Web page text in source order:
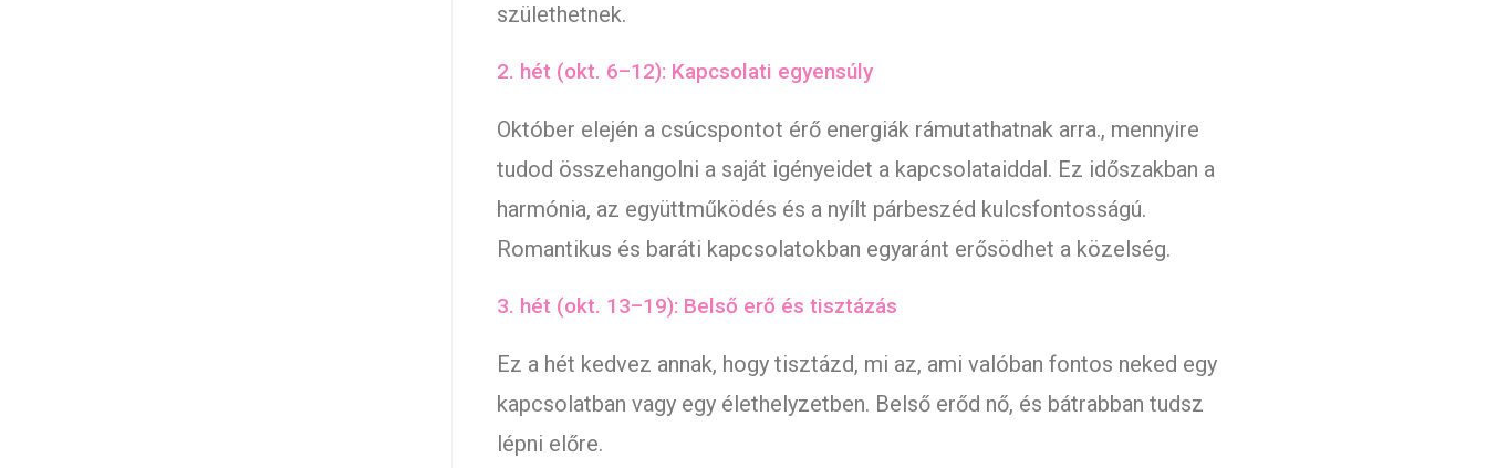
születhetnek.
2. hét (okt. 6–12): Kapcsolati egyensúly
Október elején a csúcspontot érő energiák rámutathatnak arra., mennyire
tudod összehangolni a saját igényeidet a kapcsolataiddal. Ez időszakban a
harmónia, az együttműködés és a nyílt párbeszéd kulcsfontosságú.
Romantikus és baráti kapcsolatokban egyaránt erősödhet a közelség.
3. hét (okt. 13–19): Belső erő és tisztázás
Ez a hét kedvez annak, hogy tisztázd, mi az, ami valóban fontos neked egy
kapcsolatban vagy egy élethelyzetben. Belső erőd nő, és bátrabban tudsz
lépni előre.